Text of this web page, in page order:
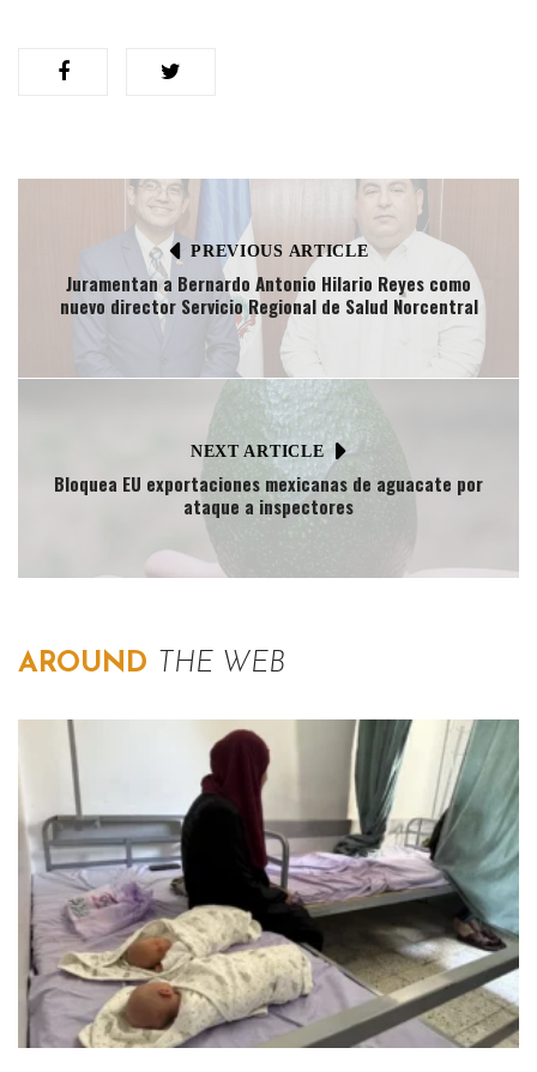
PREVIOUS ARTICLE
Juramentan a Bernardo Antonio Hilario Reyes como
nuevo director Servicio Regional de Salud Norcentral
NEXT ARTICLE
Bloquea EU exportaciones mexicanas de aguacate por
ataque a inspectores
AROUND THE WEB